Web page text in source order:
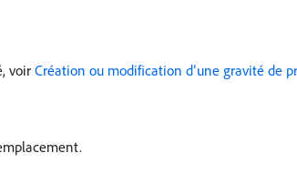
voir Création ou modification d’une gravité de